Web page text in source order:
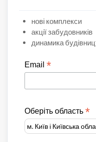
нові комплекси
акції забудовників
динамика
Email *
Оберіть область *